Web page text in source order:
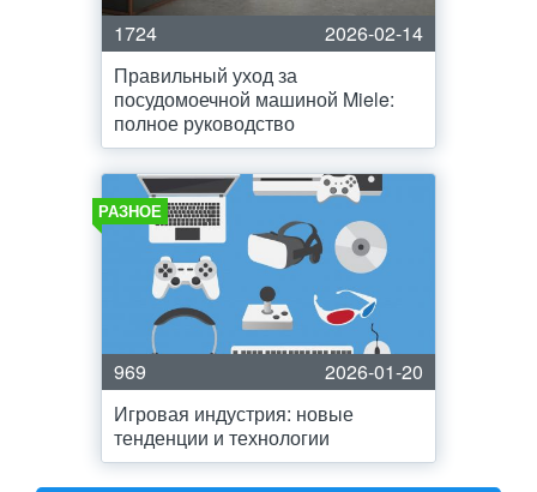
1724
2026-02-14
Правильный уход за
посудомоечной машиной Miele:
полное руководство
РАЗНОЕ
969
2026-01-20
Игровая индустрия: новые
тенденции и технологии